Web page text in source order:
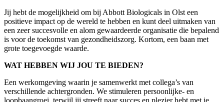
Jij hebt de mogelijkheid om bij Abbott Biologicals in Olst een
positieve impact op de wereld te hebben en kunt deel uitmaken van
een zeer succesvolle en alom gewaardeerde organisatie die bepalend
is voor de toekomst van gezondheidszorg. Kortom, een baan met
grote toegevoegde waarde.
WAT HEBBEN WIJ JOU TE BIEDEN?
Een werkomgeving waarin je samenwerkt met collega’s van
verschillende achtergronden. We stimuleren persoonlijke- en
loopbaangroei, terwijl jij streeft naar succes en plezier hebt met je